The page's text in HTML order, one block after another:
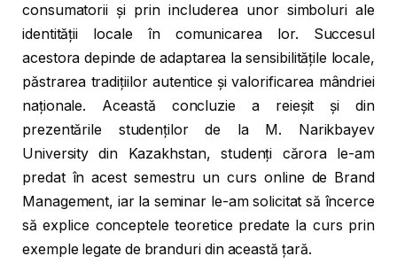
consumatorii și prin includerea unor simboluri ale
identității locale în comunicarea lor. Succesul
acestora depinde de adaptarea la sensibilitățile locale,
păstrarea tradițiilor autentice și valorificarea mândriei
naționale. Această concluzie a reieșit și din
prezentările studenților de la M. Narikbayev
University din Kazakhstan, studenți cărora le-am
predat în acest semestru un curs online de Brand
Management, iar la seminar le-am solicitat să încerce
să explice conceptele teoretice predate la curs prin
exemple legate de branduri din această țară.